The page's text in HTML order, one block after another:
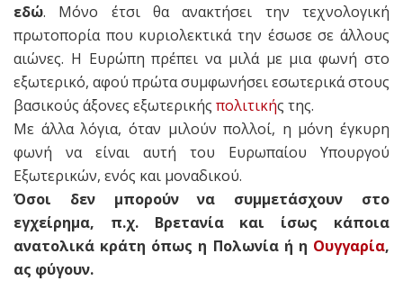
εδώ. Μόνο έτσι θα ανακτήσει την τεχνολογική
πρωτοπορία που κυριολεκτικά την έσωσε σε άλλους
αιώνες. Η Ευρώπη πρέπει να μιλά με μια φωνή στο
εξωτερικό, αφού πρώτα συμφωνήσει εσωτερικά στους
βασικούς άξονες εξωτερικής πολιτικής της.
Με άλλα λόγια, όταν μιλούν πολλοί, η μόνη έγκυρη
φωνή να είναι αυτή του Ευρωπαίου Υπουργού
Εξωτερικών, ενός και μοναδικού.
Όσοι δεν μπορούν να συμμετάσχουν στο
εγχείρημα, π.χ. Βρετανία και ίσως κάποια
ανατολικά κράτη όπως η Πολωνία ή η Ουγγαρία,
ας φύγουν.